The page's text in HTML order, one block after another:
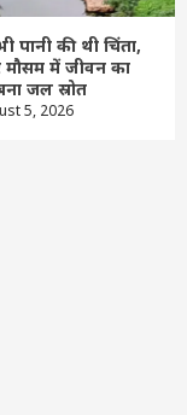
लेटेस्ट
माहौल- राजस्व
पानी की थी चिंता,
में जीवन का
जल स्रोत
5, 2026